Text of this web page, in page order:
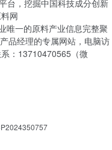
台，挖掘中国科技成分创新
网
唯一的原料产业信息完整聚
品经理的专属网站，电脑访
：13710470565（微